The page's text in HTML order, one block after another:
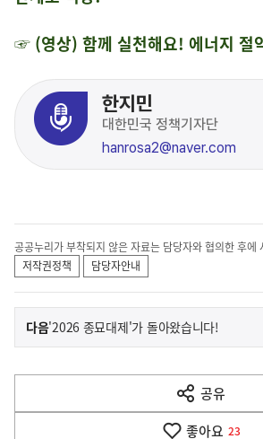
☞ (영상) 함께 실천해요! 에너지 절
한지민
대한민국 정책기자단
hanrosa2@naver.com
공공누리가 부착되지 않은 자료는 담당자와 협의한 후에
저작권정책
담당자안내
이
전
다
음
다음기
사
'2026 종묘대제'가 돌아왔습니다!
공유
열
기
좋아요 23